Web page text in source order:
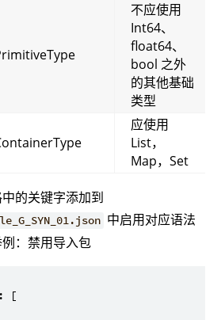
不应使用
Int64、
float64、
bool 之外
的其他基础
类型
应使用
List，
Map，Set
的关键字添加到
中启用对应语法
：禁用导入包
:
[